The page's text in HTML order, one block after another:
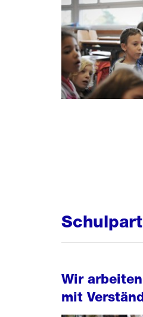
Wir
mit